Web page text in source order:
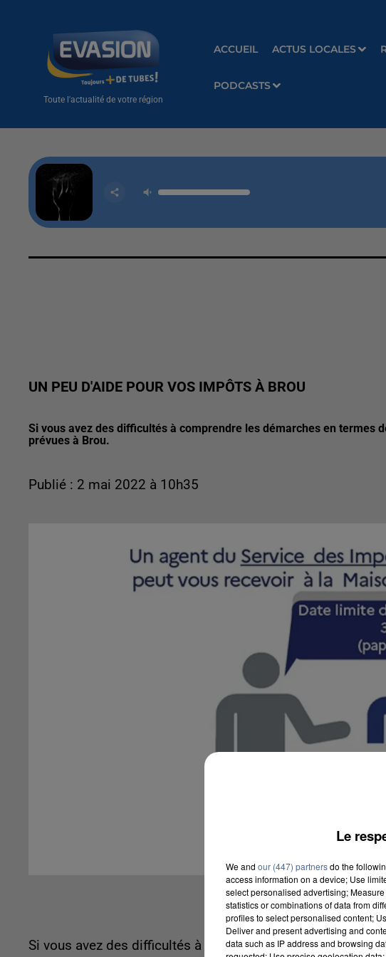
Toute l'actualité de votre région
ACCUEIL ACTUS LOCALES
PODCASTS
UN PEU D'AIDE POUR VOS IMPÔTS À BROU
Si vous avez des difficultés à comprendre les démarches en termes
prévues à Brou.
Publié : 2 mai 2022 à 10h35
Si vous avez des difficultés à comprendre les démarches
Le
We and our (447) partnersdo the
access information on a device; Use
select personalised advertising;
statistics or combinations of data from
profiles to select personalised content;
Deliver and present advertising and
data such as IP address and browsing